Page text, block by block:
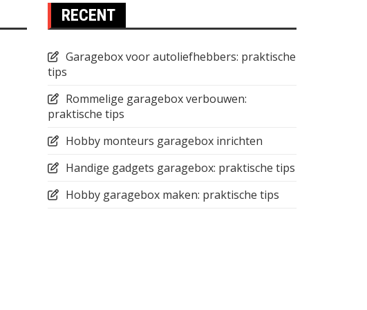
RECENT
Garagebox voor autoliefhebbers: praktische
tips
Rommelige garagebox verbouwen:
praktische tips
Hobby monteurs garagebox inrichten
Handige gadgets garagebox: praktische tips
Hobby garagebox maken: praktische tips